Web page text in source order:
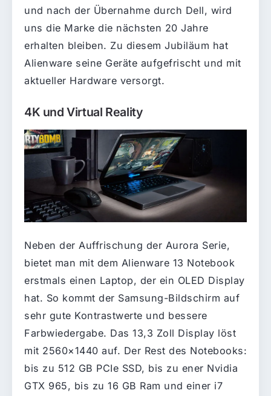
und nach der Übernahme durch Dell, wird
uns die Marke die nächsten 20 Jahre
erhalten bleiben. Zu diesem Jubiläum hat
Alienware seine Geräte aufgefrischt und mit
aktueller Hardware versorgt.
4K und Virtual Reality
Neben der Auffrischung der Aurora Serie,
bietet man mit dem Alienware 13 Notebook
erstmals einen Laptop, der ein OLED Display
hat. So kommt der Samsung-Bildschirm auf
sehr gute Kontrastwerte und bessere
Farbwiedergabe. Das 13,3 Zoll Display löst
mit 2560×1440 auf. Der Rest des Notebooks:
bis zu 512 GB PCIe SSD, bis zu ener Nvidia
GTX 965, bis zu 16 GB Ram und einer i7